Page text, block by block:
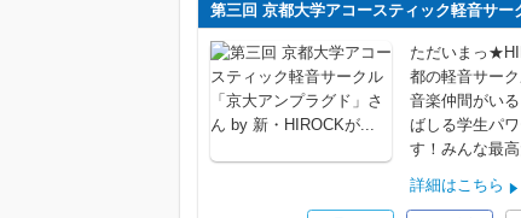
第三回 京都大学アコースティック軽音サ
ただいまっ
都の軽音サー
音楽仲間がい
ばしる学生パ
す！みんな最高
詳細はこちら